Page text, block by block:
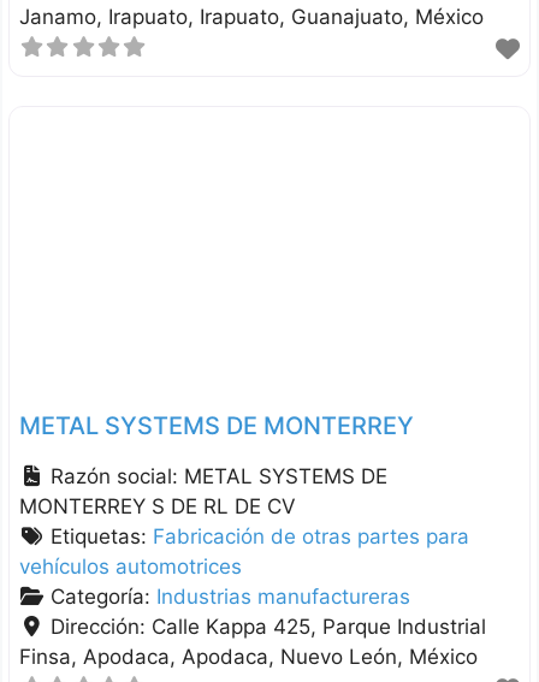
Janamo, Irapuato Irapuato Guanajuato México
METAL SYSTEMS DE MONTERREY
Razón social: METAL SYSTEMS DE
MONTERREY S DE RL DE CV
Etiquetas: Fabricación de otras partes para
vehículos automotrices
Categoría: Industrias manufactureras
Dirección: Calle Kappa 425, Parque Industrial
Finsa, Apodaca Apodaca Nuevo León México